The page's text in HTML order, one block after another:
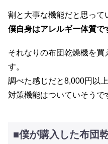
割と大事な機能だと思って
僕自身はアレルギー体質で
それなりの布団乾燥機を買
す。
調べた感じだと8,000円以
対策機能はついていそうで
■僕が購入した布団